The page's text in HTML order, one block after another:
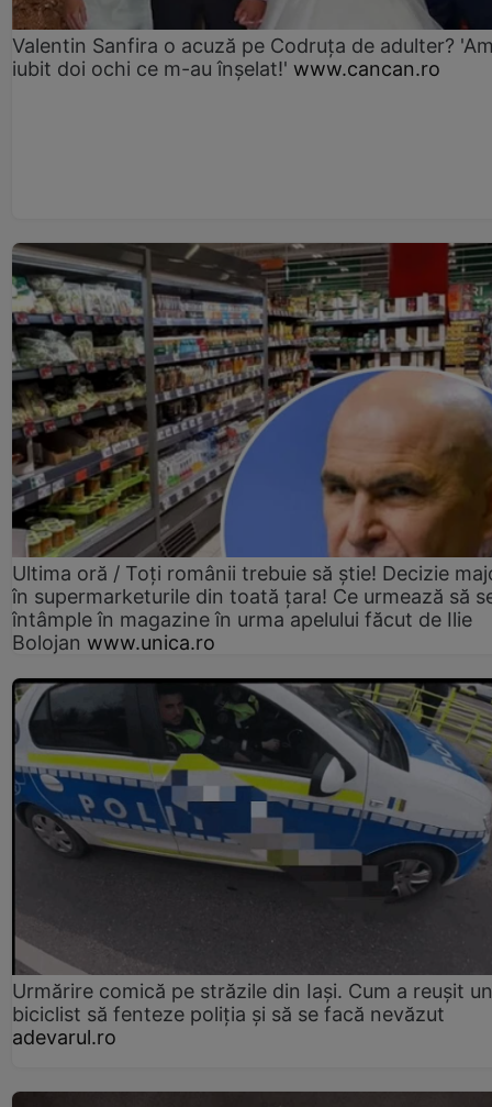
Valentin Sanfira o acuză pe Codruța de adulter?
iubit doi ochi ce m-au înșelat!' www.cancan.ro
Ultima oră / Toți românii trebuie să știe! Decizie
în supermarketurile din toată țara! Ce urmează să
întâmple în magazine în urma apelului făcut de Ilie
Bolojan www.unica.ro
Urmărire comică pe străzile din Iași. Cum a reușit un
biciclist să fenteze poliția și să se facă nevăzut
adevarul.ro